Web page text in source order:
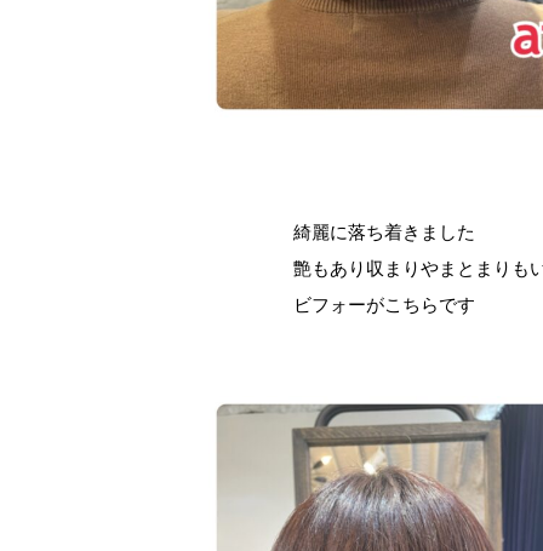
綺麗に落ち着きました
艶もあり収まりやまとまりも
ビフォーがこちらです